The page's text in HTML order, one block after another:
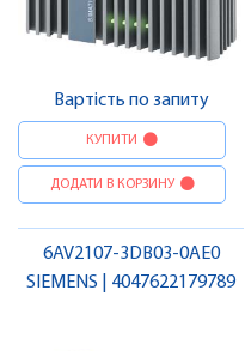
Вартість по запиту
КУПИТИ
ДОДАТИ В КОРЗИНУ
6AV2107-3DB03-0AE0
SIEMENS | 4047622179789